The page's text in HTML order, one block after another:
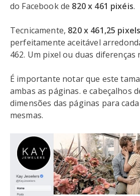
do Facebook de 820 x 461 pixéis.
Tecnicamente, 820 x 461,25 pixels
perfeitamente aceitável
462. Um pixel ou duas diferenças
É importante notar que este
ambas as páginas. e cabeçalhos
dimensões das páginas para
mesmas.